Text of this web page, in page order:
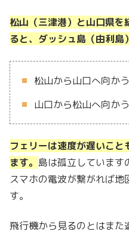
松山（三津港）と山口県
ると、ダッシュ島（由利島
松山から山口へ向か
山口から松山へ向か
フェリーは速度が遅いこ
ます。 島は孤立しています
スマホの電波が繋がれば
す。
飛行機から見るのとはまた